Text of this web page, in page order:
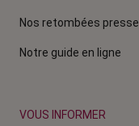
Nos retombées presse
Notre guide en ligne
VOUS INFORMER